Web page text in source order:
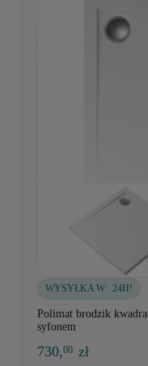
WYSYŁKA W: 24H!
Polimat brodzik
syfonem
730,00 zł